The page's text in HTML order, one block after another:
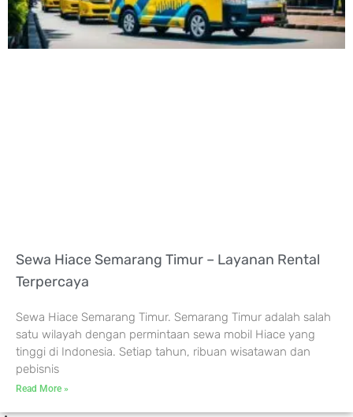
Sewa Hiace Semarang Timur – Layanan Rental
Terpercaya
Sewa Hiace Semarang Timur. Semarang Timur adalah salah
satu wilayah dengan permintaan sewa mobil Hiace yang
tinggi di Indonesia. Setiap tahun, ribuan wisatawan dan
pebisnis
Read More »